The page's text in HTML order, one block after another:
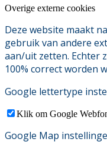
Overige externe cookies
Deze website maakt
gebruik van andere
aan/uit zetten. Echter
100% correct worden
Google lettertype
Klik om Google
Google Map